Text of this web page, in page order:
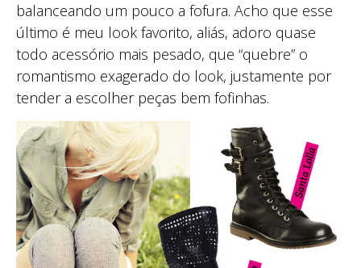
balanceando um pouco a fofura. Acho que esse
último é meu look favorito, aliás, adoro quase
todo acessório mais pesado, que “quebre” o
romantismo exagerado do look, justamente por
tender a escolher peças bem fofinhas.